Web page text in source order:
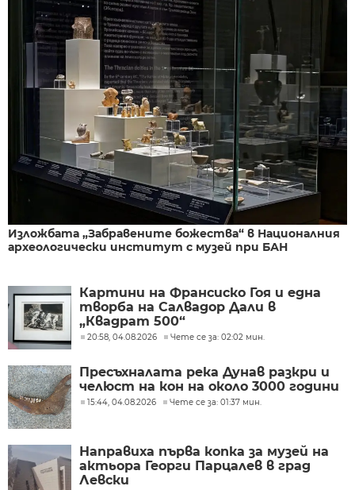
Изложбата „Забравените божества“ в Националния
археологически институт с музей при БАН
Картини на Франсиско Гоя и една
творба на Салвадор Дали в
„Квадрат 500“
20:58, 04.08.2026 Чете се за: 02:02 мин.
Пресъхналата река Дунав разкри и
челюст на кон на около 3000 години
15:44, 04.08.2026 Чете се за: 01:37 мин.
Направиха първа копка за музей на
актьора Георги Парцалев в град
Левски